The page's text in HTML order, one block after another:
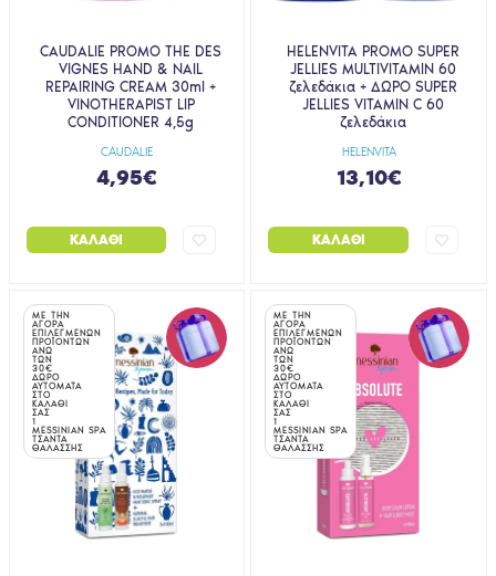
CAUDALIE
CAUDALIE PROMO THE DES
VIGNES HAND & NAIL
REPAIRING CREAM 30ml +
VINOTHERAPIST LIP
CONDITIONER 4,5g
4,95€
ΚΑΛΆΘΙ
HELENVITA
HELENVITA PROMO SUPER
JELLIES MULTIVITAMIN 60
ζελεδάκια + ΔΩΡΟ SUPER
JELLIES VITAMIN C 60
ζελεδάκια
13,10€
ΚΑΛΆΘΙ
ΜΕ ΤΗΝ
ΑΓΟΡΑ
ΕΠΙΛΕΓΜΕΝΩΝ
ΠΡΟΪΟΝΤΩΝ
ΑΝΩ
ΤΩΝ
30€
ΔΩΡΟ
ΑΥΤΟΜΑΤΑ
ΣΤΟ
ΚΑΛΑΘΙ
ΣΑΣ
1
MESSINIAN SPA
ΤΣΑΝΤΑ
ΘΑΛΑΣΣΗΣ
ΜΕ ΤΗΝ
ΑΓΟΡΑ
ΕΠΙΛΕΓΜΕΝΩΝ
ΠΡΟΪΟΝΤΩΝ
ΑΝΩ
ΤΩΝ
30€
ΔΩΡΟ
ΑΥΤΟΜΑΤΑ
ΣΤΟ
ΚΑΛΑΘΙ
ΣΑΣ
1
MESSINIAN SPA
ΤΣΑΝΤΑ
ΘΑΛΑΣΣΗΣ